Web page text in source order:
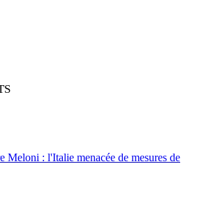
Meloni : l'Italie menacée de mesures de